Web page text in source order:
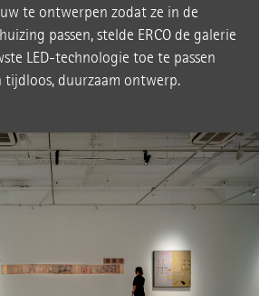
te ontwerpen zodat ze in de
passen, stelde ERCO de galerie
LED-technologie toe te passen
tijdloos, duurzaam ontwerp.